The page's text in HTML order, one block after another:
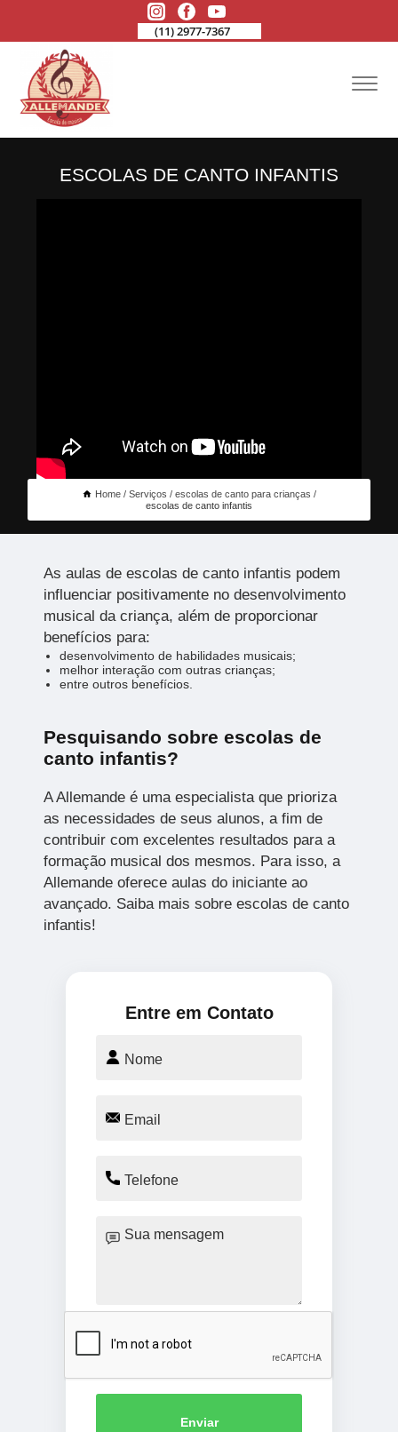
(11) 2977-7367
ESCOLAS DE CANTO INFANTIS
Home Serviços
escolas de canto para crianças
escolas de canto infantis
As aulas de escolas de canto infantis podem
influenciar positivamente no desenvolvimento
musical da criança, além de proporcionar
benefícios para:
desenvolvimento de habilidades musicais;
melhor interação com outras crianças;
entre outros benefícios.
Pesquisando sobre escolas de
canto infantis?
A Allemande é uma especialista que prioriza
as necessidades de seus alunos, a fim de
contribuir com excelentes resultados para a
formação musical dos mesmos. Para isso, a
Allemande oferece aulas do iniciante ao
avançado. Saiba mais sobre escolas de canto
infantis!
Entre em Contato
Enviar